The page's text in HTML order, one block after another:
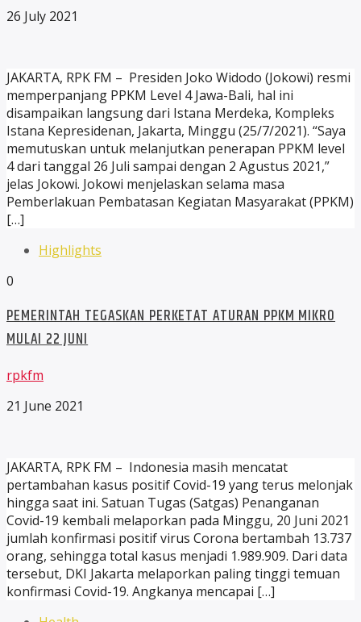
26 July 2021
JAKARTA, RPK FM – Presiden Joko Widodo (Jokowi) resmi
memperpanjang PPKM Level 4 Jawa-Bali, hal ini
disampaikan langsung dari Istana Merdeka, Kompleks
Istana Kepresidenan, Jakarta, Minggu (25/7/2021). “Saya
memutuskan untuk melanjutkan penerapan PPKM level
4 dari tanggal 26 Juli sampai dengan 2 Agustus 2021,”
jelas Jokowi. Jokowi menjelaskan selama masa
Pemberlakuan Pembatasan Kegiatan Masyarakat (PPKM)
[…]
Highlights
0
PEMERINTAH TEGASKAN PERKETAT ATURAN PPKM MIKRO
MULAI 22 JUNI
rpkfm
21 June 2021
JAKARTA, RPK FM – Indonesia masih mencatat
pertambahan kasus positif Covid-19 yang terus melonjak
hingga saat ini. Satuan Tugas (Satgas) Penanganan
Covid-19 kembali melaporkan pada Minggu, 20 Juni 2021
jumlah konfirmasi positif virus Corona bertambah 13.737
orang, sehingga total kasus menjadi 1.989.909. Dari data
tersebut, DKI Jakarta melaporkan paling tinggi temuan
konfirmasi Covid-19. Angkanya mencapai […]